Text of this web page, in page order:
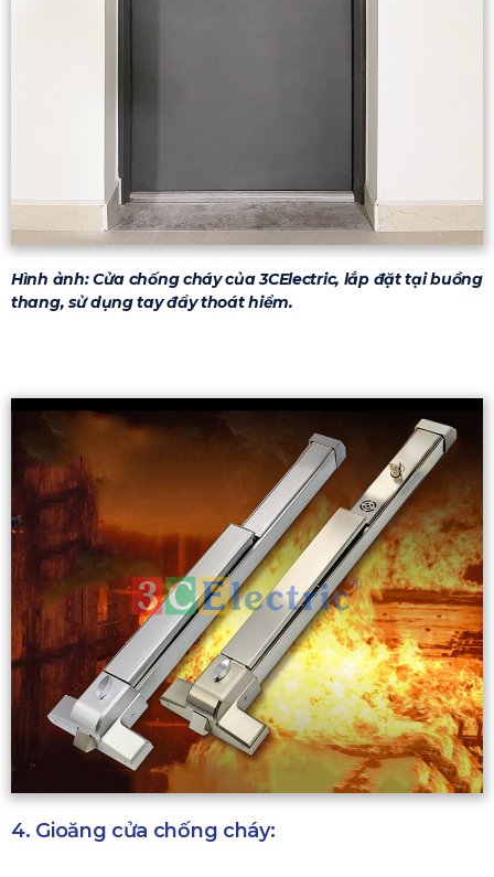
Hình ảnh: Cửa chống cháy của 3CElectric, lắp đặt tại buồng
thang, sử dụng tay đẩy thoát hiểm.
4. Gioăng cửa chống cháy: